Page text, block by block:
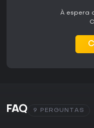
À espera
FAQ 9 PERGUNTAS